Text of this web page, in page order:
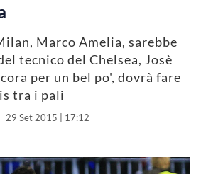
Marco Amelia, sarebbe
tecnico del Chelsea, Josè
per un bel po', dovrà fare
tra i pali
29 Set 2015 | 17:12